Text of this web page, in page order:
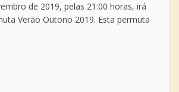
de 2019, pelas 21:00 horas, irá
Verão Outono 2019. Esta permuta